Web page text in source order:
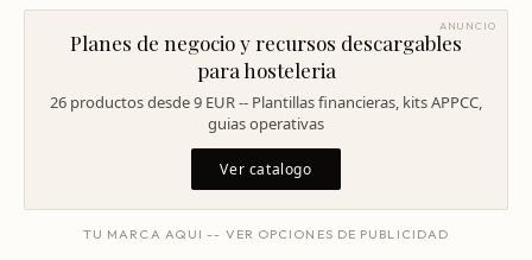
Consultoría Hostelería
Apertura de Restaurantes
Mentoría Gastronómica
Transformación Digital
Arquitectura Gastronómica
Reducir food cost
Reducir costes
Reducir mermas
Escandallos de restaurante
Ingeniería de menú
Carta rentable
Resultados
ANUNCIO
Planes de negocio y recursos descargables
para hosteleria
26 productos desde 9 EUR -- Plantillas financieras, kits APPCC,
guias operativas
Ver catalogo
TU MARCA AQUI -- VER OPCIONES DE PUBLICIDAD